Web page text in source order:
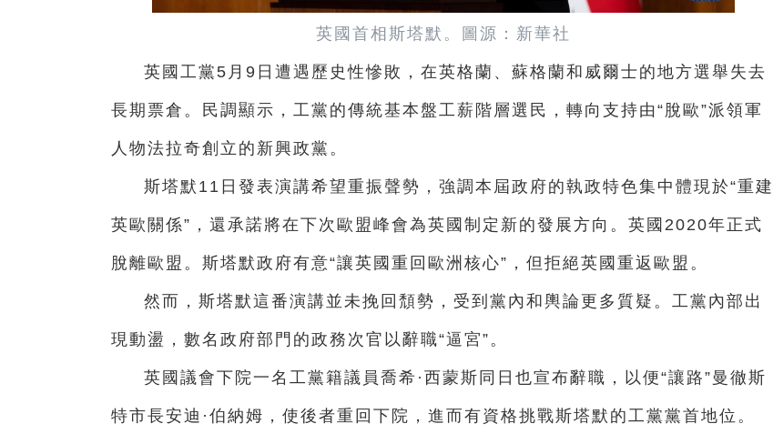
英國首相斯塔默。圖源：新華社
英國工黨5月9日遭遇歷史性慘敗，在英格蘭、蘇格蘭和威爾士的地方選舉失去
長期票倉。民調顯示，工黨的傳統基本盤工薪階層選民，轉向支持由“脫歐”派領軍
人物法拉奇創立的新興政黨。
斯塔默11日發表演講希望重振聲勢，強調本屆政府的執政特色集中體現於“重建
英歐關係”，還承諾將在下次歐盟峰會為英國制定新的發展方向。英國2020年正式
脫離歐盟。斯塔默政府有意“讓英國重回歐洲核心”，但拒絕英國重返歐盟。
然而，斯塔默這番演講並未挽回頹勢，受到黨內和輿論更多質疑。工黨內部出
現動盪，數名政府部門的政務次官以辭職“逼宮”。
英國議會下院一名工黨籍議員喬希·西蒙斯同日也宣布辭職，以便“讓路”曼徹斯
特市長安迪·伯納姆，使後者重回下院，進而有資格挑戰斯塔默的工黨黨首地位。